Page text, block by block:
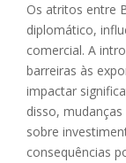
Os atritos entre
diplomático,
comercial. A
barreiras às
impactar
disso,
sobre
consequências